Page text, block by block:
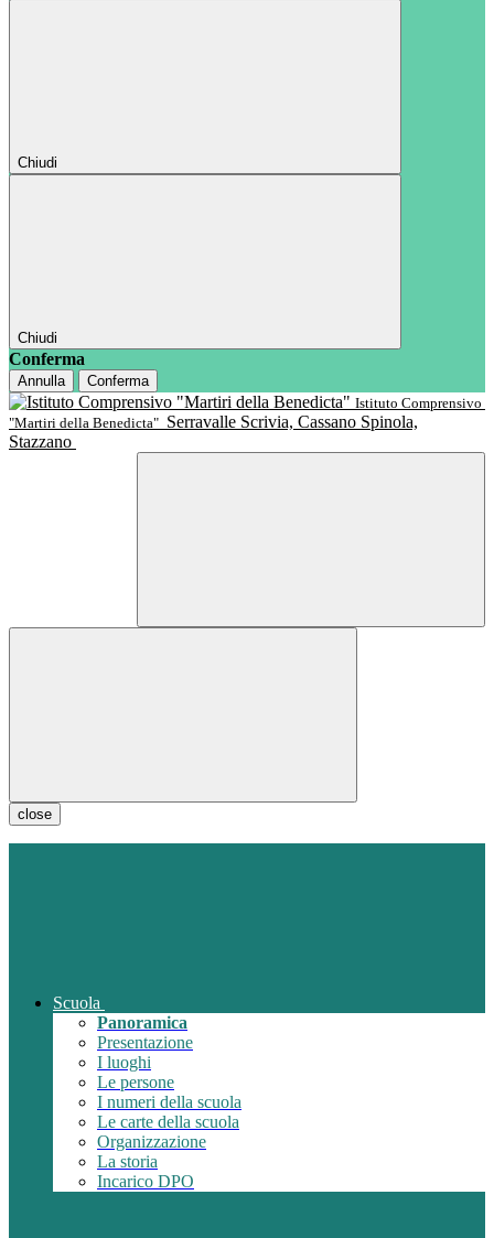
Chiudi
Chiudi
Conferma
Annulla
Conferma
Istituto Comprensivo
"Martiri della Benedicta" Serravalle Scrivia, Cassano Spinola,
Stazzano
close
Scuola
Panoramica
Presentazione
I luoghi
Le persone
I numeri della scuola
Le carte della scuola
Organizzazione
La storia
Incarico DPO